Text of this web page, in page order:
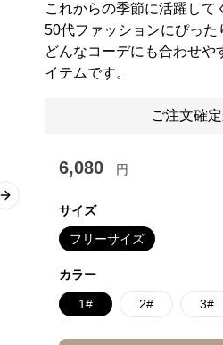
Next slide
これからの季節に活躍して
50代ファッションにぴった
どんなコーデにも合わせや
イテムです。
ご注文確
6,080 円
サイズ
フリーサイズ
カラー
1# 2# 3#